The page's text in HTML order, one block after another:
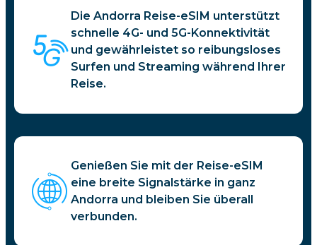
Die Andorra Reise-eSIM unterstützt
schnelle 4G- und 5G-Konnektivität
und gewährleistet so reibungsloses
Surfen und Streaming während Ihrer
Reise.
Genießen Sie mit der Reise-eSIM
eine breite Signalstärke in ganz
Andorra und bleiben Sie überall
verbunden.